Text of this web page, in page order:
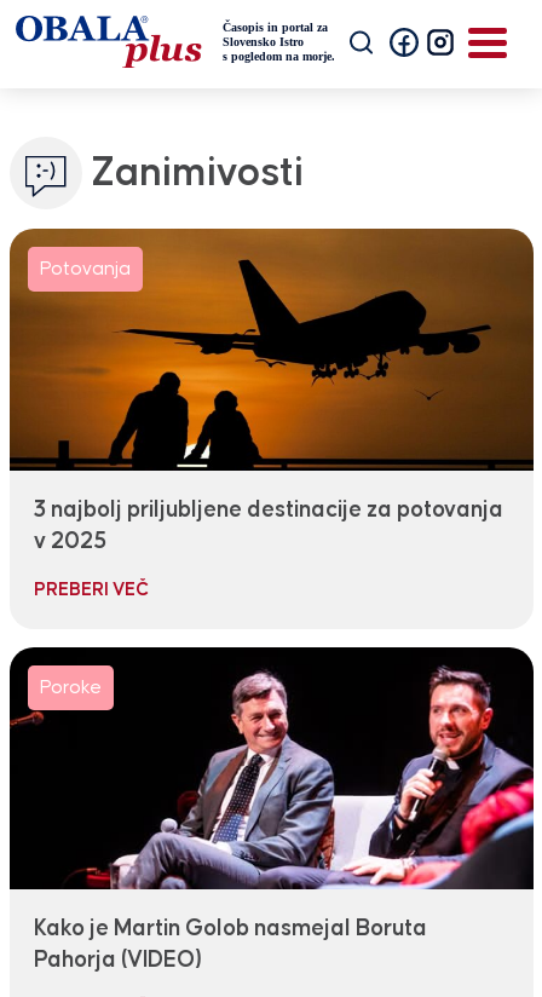
Zanimivosti
Potovanja
3 najbolj priljubljene destinacije za potovanja
v 2025
PREBERI VEČ
Poroke
Kako je Martin Golob nasmejal Boruta
Pahorja (VIDEO)